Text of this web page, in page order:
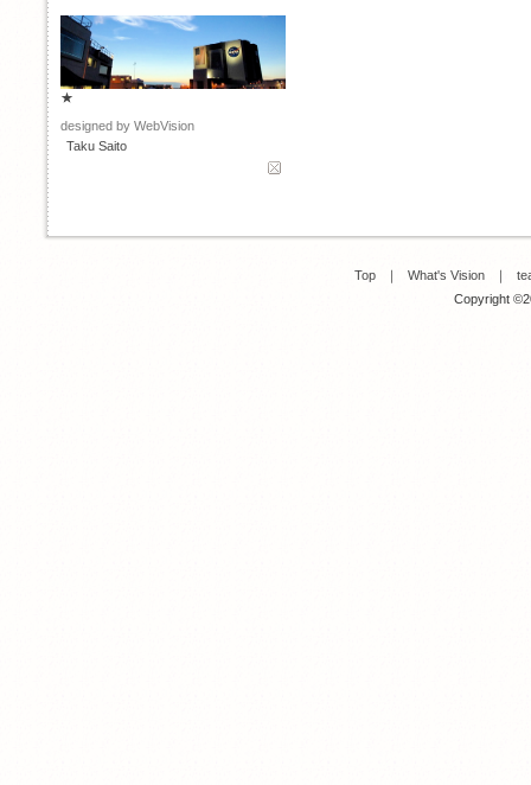
★
designed by WebVision
Taku Saito
Top ｜ What's Vision ｜
Copyright